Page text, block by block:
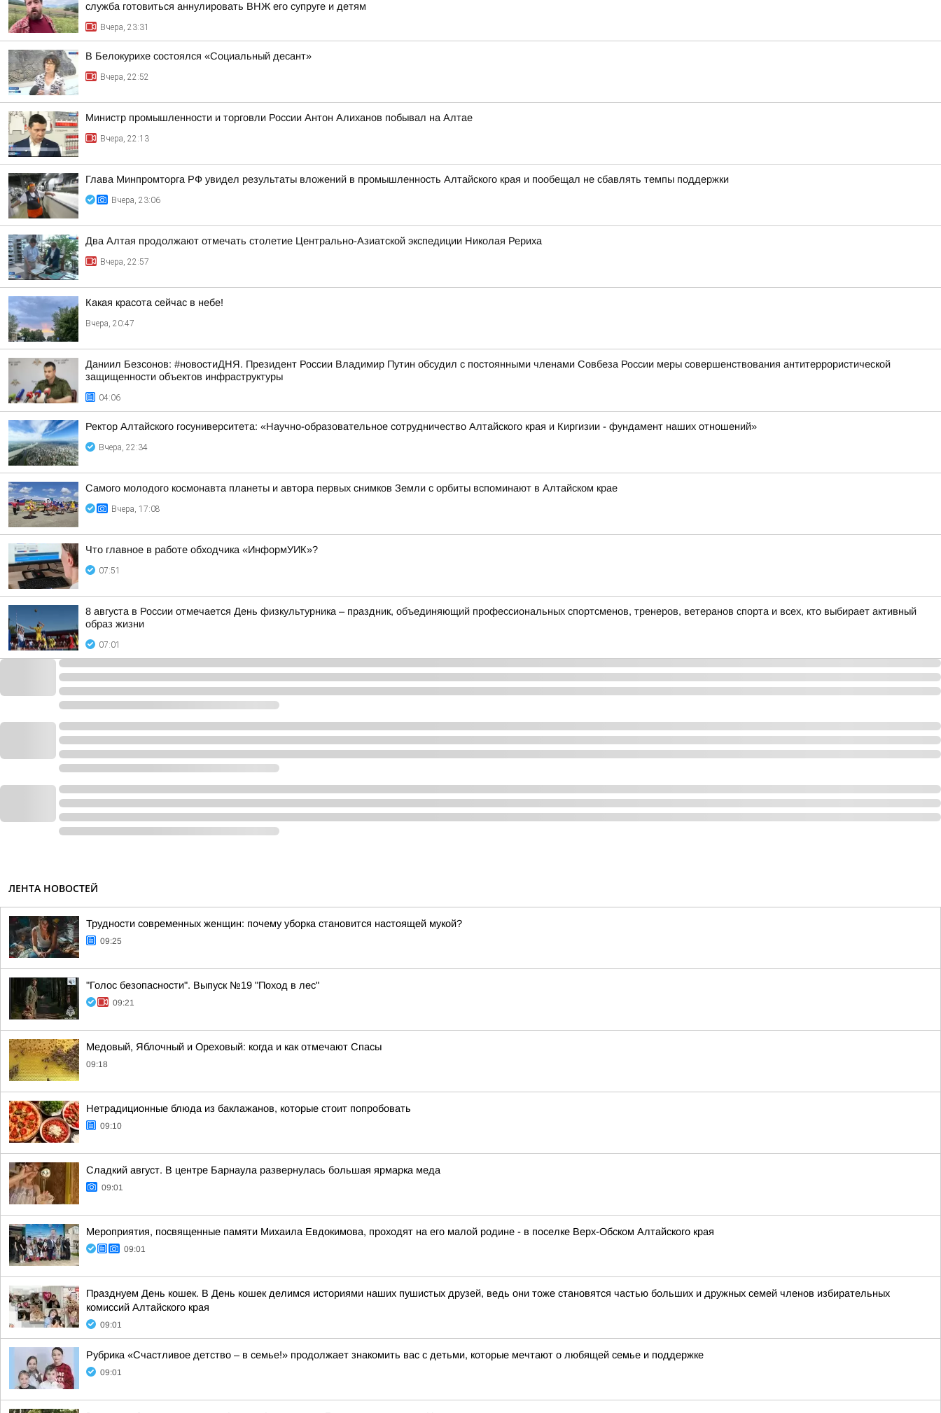
служба готовиться аннулировать ВНЖ его супруге и детям
Вчера, 23:31
В Белокурихе состоялся «Социальный десант»
Вчера, 22:52
Министр промышленности и торговли России Антон Алиханов побывал на Алтае
Вчера, 22:13
Глава Минпромторга РФ увидел результаты вложений в промышленность Алтайского края и пообещал не сбавлять темпы поддержки
Вчера, 23:06
Два Алтая продолжают отмечать столетие Центрально-Азиатской экспедиции Николая Рериха
Вчера, 22:57
Какая красота сейчас в небе!
Вчера, 20:47
Даниил Безсонов: #новостиДНЯ. Президент России Владимир Путин обсудил с постоянными членами Совбеза России меры совершенствования антитеррористической
защищенности объектов инфраструктуры
04:06
Ректор Алтайского госуниверситета: «Научно-образовательное сотрудничество Алтайского края и Киргизии - фундамент наших отношений»
Вчера, 22:34
Самого молодого космонавта планеты и автора первых снимков Земли с орбиты вспоминают в Алтайском крае
Вчера, 17:08
Что главное в работе обходчика «ИнформУИК»?
07:51
8 августа в России отмечается День физкультурника – праздник, объединяющий профессиональных спортсменов, тренеров, ветеранов спорта и всех, кто выбирает активный
образ жизни
07:01
ЛЕНТА НОВОСТЕЙ
Трудности современных женщин: почему уборка становится настоящей мукой?
09:25
"Голос безопасности". Выпуск №19 "Поход в лес"
09:21
Медовый, Яблочный и Ореховый: когда и как отмечают Спасы
09:18
Нетрадиционные блюда из баклажанов, которые стоит попробовать
09:10
Сладкий август. В центре Барнаула развернулась большая ярмарка меда
09:01
Мероприятия, посвященные памяти Михаила Евдокимова, проходят на его малой родине - в поселке Верх-Обском Алтайского края
09:01
Празднуем День кошек. В День кошек делимся историями наших пушистых друзей, ведь они тоже становятся частью больших и дружных семей членов избирательных
комиссий Алтайского края
09:01
Рубрика «Счастливое детство – в семье!» продолжает знакомить вас с детьми, которые мечтают о любящей семье и поддержке
09:01